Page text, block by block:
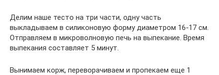
Делим наше тесто на три части, одну часть
выкладываем в силиконовую форму диаметром 16-17 см.
Отправляем в микроволновую печь на выпекание. Время
выпекания составляет 5 минут.
Вынимаем корж, переворачиваем и пропекаем еще 1